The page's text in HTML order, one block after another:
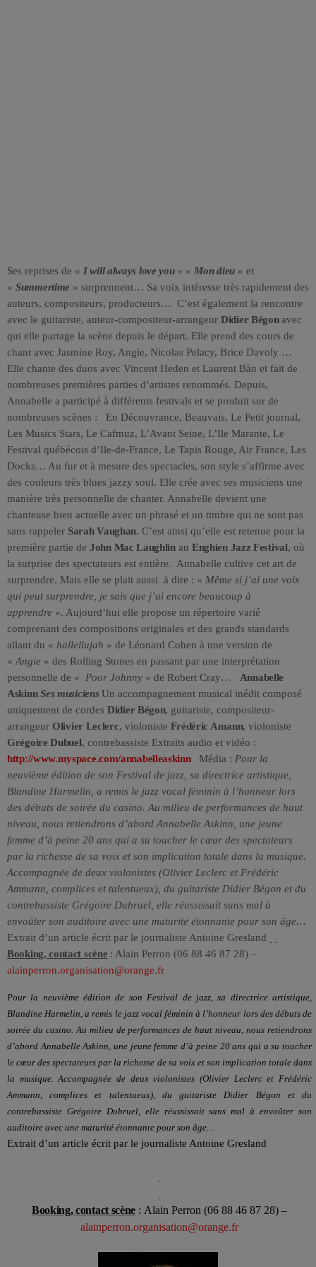
Ses reprises de « I will always love you» « Mon dieu » et
« Summertime » surprennent… Sa voix intéresse très rapidement des
auteurs, compositeurs, producteurs… C’est également la rencontre
avec le guitariste, auteur-compositeur-arrangeur Didier Bégonavec
qui elle partage la scène depuis le départ. Elle prend des cours de
chant avec Jasmine Roy, Angie, Nicolas Pelacy, Brice Davoly …
Elle chante des duos avec Vincent Heden et Laurent Bàn et fait de
nombreuses premières parties d’artistes renommés. Depuis,
Annabelle a participé à différents festivals et se produit sur de
nombreuses scènes : En Découvrance, Beauvais, Le Petit journal,
Les Musics Stars, Le Cafmuz, L’Avant Seine, L’Ile Marante, Le
Festival québécois d’Ile-de-France, Le Tapis Rouge, Air France, Les
Docks… Au fur et à mesure des spectacles, son style s’affirme avec
des couleurs très blues jazzy soul. Elle crée avec ses musiciens une
manière très personnelle de chanter. Annabelle devient une
chanteuse bien actuelle avec un phrasé et un timbre qui ne sont pas
sans rappeler Sarah Vaughan. C’est ainsi qu’elle est retenue pour la
première partie de John Mac Laughlinau Enghien Jazz Festival, où
la surprise des spectateurs est entière. Annabelle cultive cet art de
surprendre. Mais elle se plait aussi à dire : « Même si j’ai une voix
qui peut surprendre, je sais que j’ai encore beaucoup à
apprendre ». Aujourd’hui elle propose un répertoire varié
comprenant des compositions originales et des grands standards
allant du « hallellujah » de Léonard Cohen à une version de
« Angie » des Rolling Stones en passant par une interprétation
personnelle de « Poor Johnny » de Robert Cray…
Annabelle
Askinn Ses musiciens Un accompagnement musical inédit composé
uniquement de cordes Didier Bégon, guitariste, compositeur-
arrangeur Olivier Leclerc, violoniste Frédéric Amann, violoniste
Grégoire Dubuel, contrebassiste Extraits audio et vidéo :
http://www.myspace.com/annabelleaskinn
Média : Pour la
neuvième édition de son Festival de jazz, sa directrice artistique,
Blandine Harmelin, a remis le jazz vocal féminin à l’honneur lors
des débuts de soirée du casino. Au milieu de performances de haut
niveau, nous retiendrons d’abord Annabelle Askinn, une jeune
femme d’à peine 20 ans qui a su toucher le cœur des spectateurs
par la richesse de sa voix et son implication totale dans la musique.
Accompagnée de deux violonistes (Olivier Leclerc et Frédéric
Ammann, complices et talentueux), du guitariste Didier Bégon et du
contrebassiste Grégoire Dubruel, elle réussissait sans mal à
envoûter son auditoire avec une maturité étonnante pour son âge…
Extrait d’un article écrit par le journaliste Antoine Gresland
Booking, contact scène : Alain Perron (06 88 46 87 28) –
alainperron.organisation@orange.fr
Pour la neuvième édition de son Festival de jazz, sa directrice artistique,
Blandine Harmelin, a remis le jazz vocal féminin à l’honneur lors des débuts de
soirée du casino. Au milieu de performances de haut niveau, nous retiendrons
d’abord Annabelle Askinn, une jeune femme d’à peine 20 ans qui a su toucher
le cœur des spectateurs par la richesse de sa voix et son implication totale dans
la musique. Accompagnée de deux violonistes (Olivier Leclerc et Frédéric
Ammann, complices et talentueux), du guitariste Didier Bégon et du
contrebassiste Grégoire Dubruel, elle réussissait sans mal à envoûter son
auditoire avec une maturité étonnante pour son âge…
Extrait d’un article écrit par le journaliste Antoine Gresland
Booking, contact scène: Alain Perron (06 88 46 87 28) –
alainperron.organisation@orange.fr